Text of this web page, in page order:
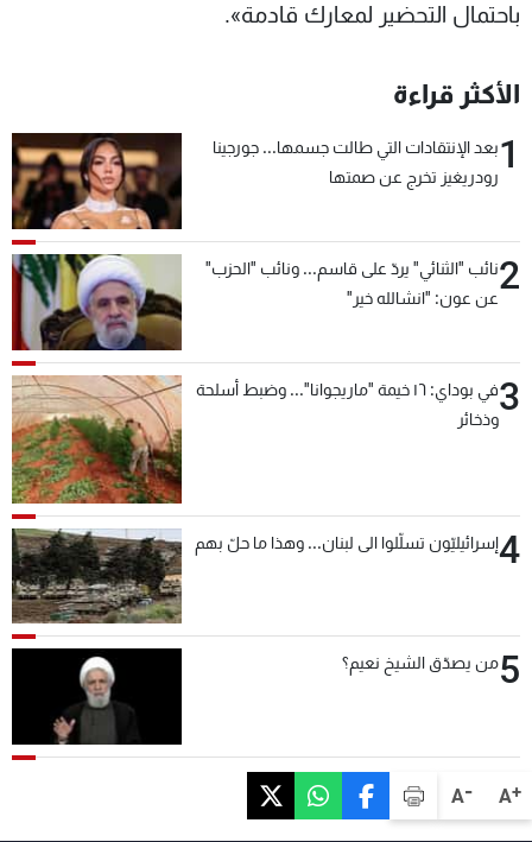
A+
A-
باحتمال التحضير لمعارك قادمة».
الأكثر قراءة
1بعد الإنتقادات التي طالت جسمها... جورجينا
رودريغيز تخرج عن صمتها
2نائب "الثنائي" يردّ على قاسم... ونائب "الحزب"
عن عون: "انشالله خير"
3
في بوداي: ١٦ خيمة "ماريجوانا"... وضبط أسلحة
وذخائر
4إسرائيليّون تسلّلوا الى لبنان... وهذا ما حلّ بهم
5من يصدّق الشيخ نعيم؟